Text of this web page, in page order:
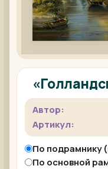
Автор:
Артикул:
По подрамнику
По основной